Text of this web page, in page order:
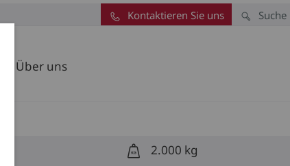
Über uns
Suche
Kontaktieren Sie uns
2.000 kg